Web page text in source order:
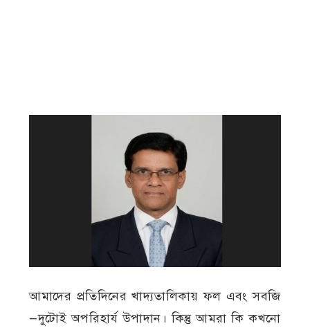
আমাদের প্রতিদিনের খাদ্যতালিকায় ফল এবং সবজি
—দুটোই অপরিহার্য উপাদান। কিন্তু আমরা কি কখনো